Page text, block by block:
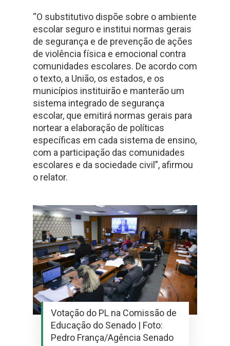
“O substitutivo dispõe sobre o ambiente
escolar seguro e institui normas gerais
de segurança e de prevenção de ações
de violência física e emocional contra
comunidades escolares. De acordo com
o texto, a União, os estados, e os
municípios instituirão e manterão um
sistema integrado de segurança
escolar, que emitirá normas gerais para
nortear a elaboração de políticas
específicas em cada sistema de ensino,
com a participação das comunidades
escolares e da sociedade civil”, afirmou
o relator.
Votação do PL na Comissão de
Educação do Senado | Foto:
Pedro França/Agência Senado